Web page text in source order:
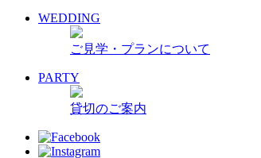
WEDDING
ご見学・プランについて
PARTY
貸切のご案内